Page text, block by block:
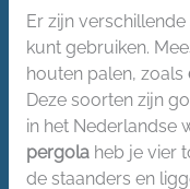
Er zijn
kunt gebruiken.
houten palen, zoals
Deze soorten zijn
in het Nederlandse
pergolaheb je vier
de staanders en